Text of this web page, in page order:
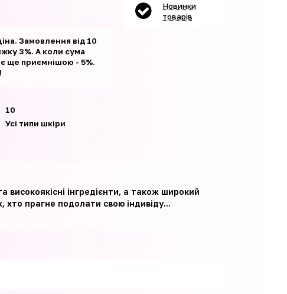
Замовлення від 10
3%. А коли сума
ще приємнішою - 5%.
10
Усі типи шкіри
Новинки
товарів
високоякісні інгредієнти, а також широкий
хто прагне подолати свою індивіду...